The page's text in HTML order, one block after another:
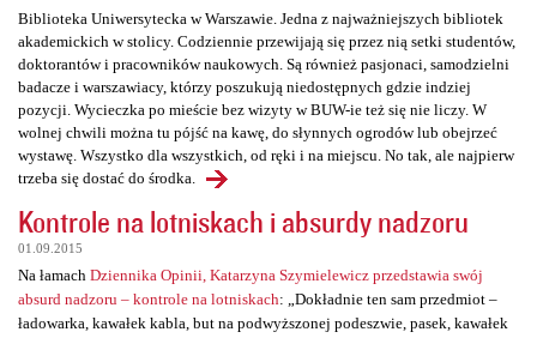
Biblioteka Uniwersytecka w Warszawie. Jedna z najważniejszych bibliotek
akademickich w stolicy. Codziennie przewijają się przez nią setki studentów,
doktorantów i pracowników naukowych. Są również pasjonaci, samodzielni
badacze i warszawiacy, którzy poszukują niedostępnych gdzie indziej
pozycji. Wycieczka po mieście bez wizyty w BUW-ie też się nie liczy. W
wolnej chwili można tu pójść na kawę, do słynnych ogrodów lub obejrzeć
wystawę. Wszystko dla wszystkich, od ręki i na miejscu. No tak, ale najpierw
trzeba się dostać do środka.
Kontrole na lotniskach i absurdy nadzoru
01.09.2015
Na łamach Dziennika Opinii, Katarzyna Szymielewicz przedstawia swój
absurd nadzoru – kontrole na lotniskach: „Dokładnie ten sam przedmiot –
ładowarka, kawałek kabla, but na podwyższonej podeszwie, pasek, kawałek